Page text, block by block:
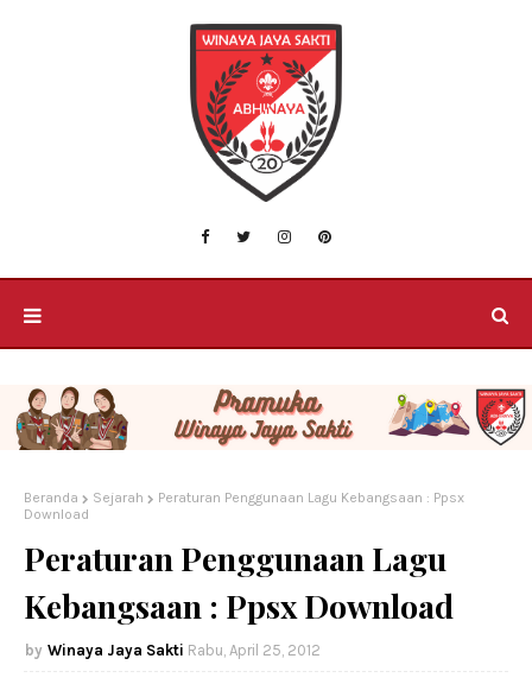
Beranda Sejarah
Peraturan Penggunaan Lagu Kebangsaan : Ppsx
Download
Peraturan Penggunaan Lagu
Kebangsaan : Ppsx Download
Winaya Jaya Sakti Rabu, April 25, 2012